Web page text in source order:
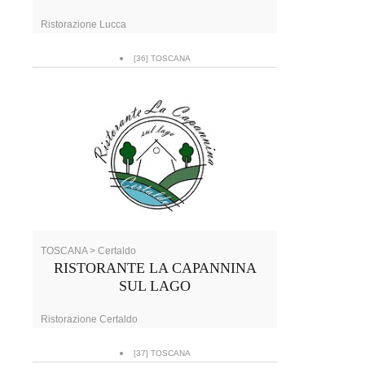
Ristorazione Lucca
[36] TOSCANA
TOSCANA > Certaldo
RISTORANTE LA CAPANNINA
SUL LAGO
Ristorazione Certaldo
[37] TOSCANA